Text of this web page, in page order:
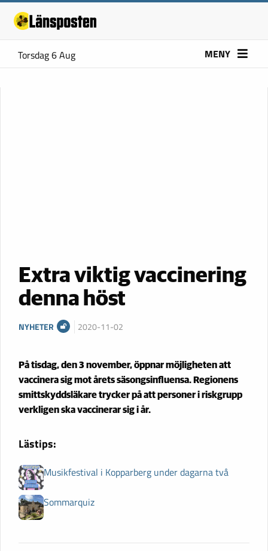
Torsdag 6 Aug MENY
Extra viktig vaccinering
denna höst
NYHETER 2020-11-02
På tisdag, den 3 november­, öppnar möjligheten att
vaccinera sig mot årets säsongsinfluensa­. Regionens
smittskydds­läkare trycker på att personer i riskgrupp
verkligen ska vaccinerar sig i år.
Lästips:
Musikfestival i Kopparberg under dagarna två
Sommarquiz